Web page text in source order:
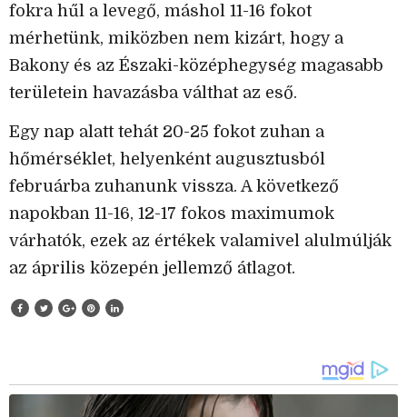
fokra hűl a levegő, máshol 11-16 fokot
mérhetünk, miközben nem kizárt, hogy a
Bakony és az Északi-középhegység magasabb
területein havazásba válthat az eső.
Egy nap alatt tehát 20-25 fokot zuhan a
hőmérséklet, helyenként augusztusból
februárba zuhanunk vissza. A következő
napokban 11-16, 12-17 fokos maximumok
várhatók, ezek az értékek valamivel alulmúlják
az április közepén jellemző átlagot.